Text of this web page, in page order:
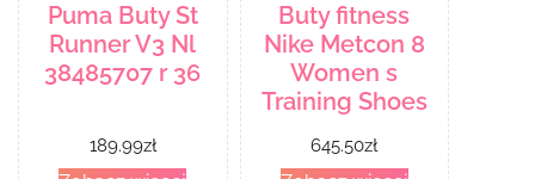
Puma Buty St
Runner V3 Nl
38485707 r 36
189.99zł
Buty fitness
Nike Metcon 8
Women s
Training Shoes
645.50zł